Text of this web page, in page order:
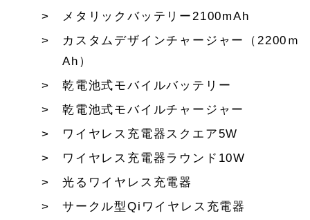
メタリックバッテリー2100mAh
カスタムデザインチャージャー（2200ｍ
Ah）
乾電池式モバイルバッテリー
乾電池式モバイルチャージャー
ワイヤレス充電器スクエア5W
ワイヤレス充電器ラウンド10W
光るワイヤレス充電器
サークル型Qiワイヤレス充電器